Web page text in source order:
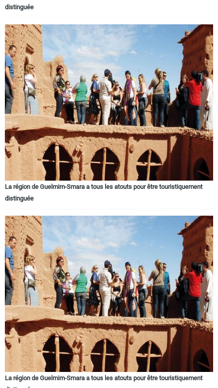
distinguée
La région de Guelmim-Smara a tous les atouts pour être touristiquement
distinguée
La région de Guelmim-Smara a tous les atouts pour être touristiquement